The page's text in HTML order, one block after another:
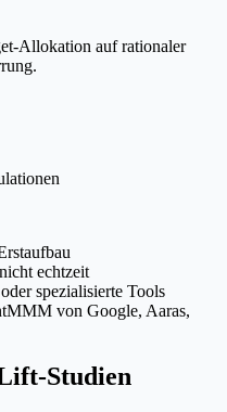
Allokation auf rationaler
echtzeit
spezialisierte Tools
von Google, Aaras,
Studien